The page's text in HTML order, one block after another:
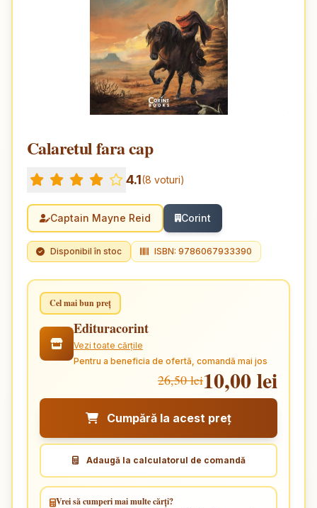
Calaretul fara cap
4.1(8 voturi)
Captain Mayne Reid Corint
Disponibil în stoc ISBN: 9786067933390
Cel mai bun preț
Edituracorint
Vezi toate cărțile
Pentru a beneficia de ofertă, comandă mai jos
26,50 lei10,00 lei
Cumpără la acest preț
Adaugă la calculatorul de comandă
Vrei să cumperi mai multe cărți?